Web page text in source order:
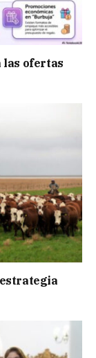
las ofertas